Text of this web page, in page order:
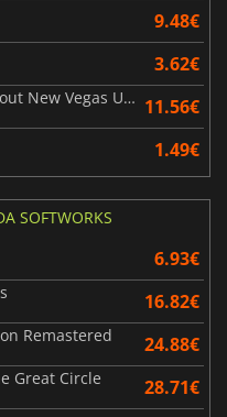
9.48€
3.62€
Fallout 3 GOTY + Fallout New Vegas Ultimate Edition 11.56€
1.49€
SOFTWORKS
6.93€
16.82€
Remastered 24.88€
Great Circle 28.71€